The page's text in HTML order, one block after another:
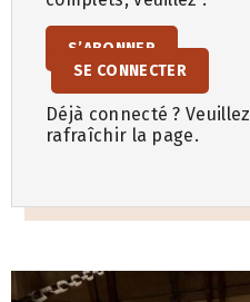
S’ABONNER
SE CONNECTER
Déjà connecté ? Veuillez
rafraîchir la page.